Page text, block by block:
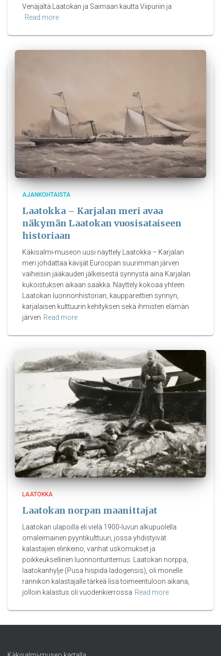
Venäjältä Laatokan ja Saimaan kautta Viipuriin ja
Read more
AJANKOHTAISTA
Laatokka – Karjalan meri avaa
näkymän Laatokan vuosisataiseen
historiaan
Käkisalmi-museon uusi näyttely Laatokka – Karjalan
meri johdattaa kävijät Euroopan suurimman järven
vaiheisiin jääkauden jälkeisestä synnystä aina Karjalan
kukoistuksen aikaan saakka. Näyttely kokoaa yhteen
Laatokan luonnonhistorian, kauppareittien synnyn,
karjalaisen kulttuurin kehityksen sekä ihmisten elämän
järven Read more
LAATOKKA
Laatokan norpan maanittajat
Laatokan ulapoilla eli vielä 1900-luvun alkupuolella
omaleimainen pyyntikulttuuri, jossa yhdistyivät
kalastajien elinkeino, vanhat uskomukset ja
poikkeuksellinen luonnontuntemus. Laatokan norppa,
laatokanhylje (Pusa hispida ladogensis), oli monelle
rannikon kalastajalle tärkeä lisä toimeentuloon aikana,
jolloin kalastus oli vuodenkierrossa Read more